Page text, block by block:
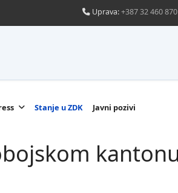
Uprava:+387 32 460 870
Stanje u ZDK Javni pozivi